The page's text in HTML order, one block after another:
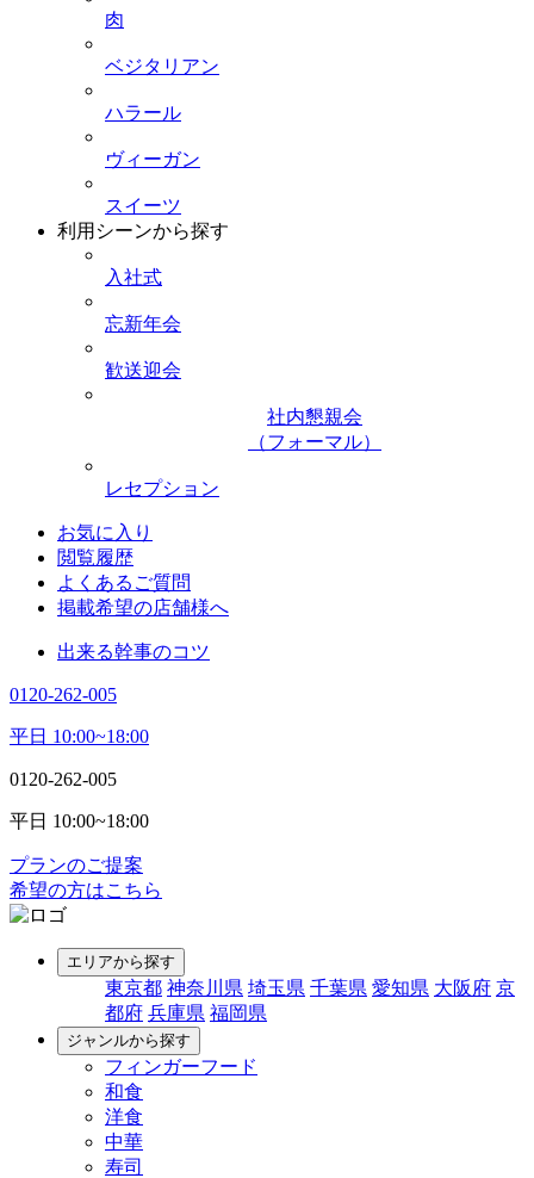
肉
ベジタリアン
ハラール
ヴィーガン
スイーツ
利用シーンから探す
入社式
忘新年会
歓送迎会
社内懇親会
（フォーマル）
レセプション
お気に入り
閲覧履歴
よくあるご質問
掲載希望の店舗様へ
出来る幹事のコツ
0120-262-005
平日 10:00~18:00
0120-262-005
平日 10:00~18:00
プランのご提案
希望の方はこちら
エリアから探す
東京都 神奈川県 埼玉県 千葉県 愛知県 大阪府 京
都府 兵庫県 福岡県
ジャンルから探す
フィンガーフード
和食
洋食
中華
寿司